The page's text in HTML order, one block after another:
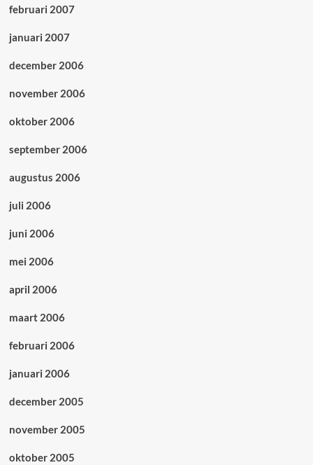
februari 2007
januari 2007
december 2006
november 2006
oktober 2006
september 2006
augustus 2006
juli 2006
juni 2006
mei 2006
april 2006
maart 2006
februari 2006
januari 2006
december 2005
november 2005
oktober 2005